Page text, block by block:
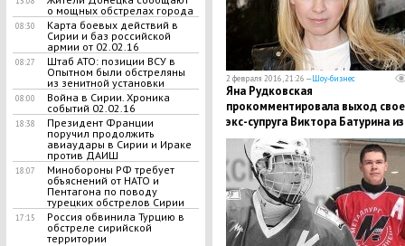
о мощных обстрелах города
08:30
Карта боевых действий в
Сирии и баз российской
армии от 02.02.16
08:27
Штаб АТО: позиции ВСУ в
Опытном были обстреляны
из зенитной установки
08:00
Война в Сирии. Хроника
событий 02.02.16
18:38
Президент Франции
поручил продолжить
авиаудары в Сирии и Ираке
против ДАИШ
18:07
Минобороны РФ требует
объяснений от НАТО и
Пентагона по поводу
турецких обстрелов Сирии
17:15
Россия обвинила Турцию в
обстреле сирийской
территории
2 февраля 2016, 21:26 —Шоу-бизнес
Яна Рудковская
прокомментировала выход
экс-супруга Виктора Батурина из
тюрьмы